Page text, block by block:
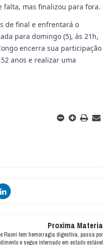
falta, mas finalizou para fora.
de final e enfrentará o
para domingo (5), às 21h,
encerra sua participação
anos e realizar uma
Proxima Materia
Raoni tem hemorragia digestiva, passa por
e segue internado em estado estável